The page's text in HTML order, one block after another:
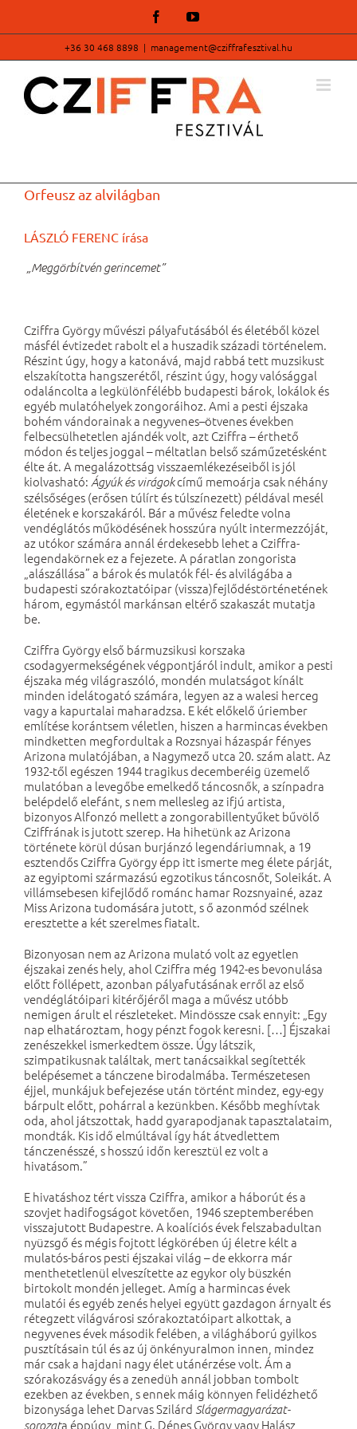
FacebookYouTube
+36 30 468 8898 | management@cziffrafesztival.hu
Orfeusz az alvilágban
LÁSZLÓ FERENC írása
„Meggörbítvén gerincemet”
Cziffra György művészi pályafutásából és életéből közel
másfél évtizedet rabolt el a huszadik századi történelem.
Részint úgy, hogy a katonává, majd rabbá tett muzsikust
elszakította hangszerétől, részint úgy, hogy valósággal
odaláncolta a legkülönfélébb budapesti bárok, lokálok és
egyéb mulatóhelyek zongoráihoz. Ami a pesti éjszaka
bohém vándorainak a negyvenes–ötvenes években
felbecsülhetetlen ajándék volt, azt Cziffra – érthető
módon és teljes joggal – méltatlan belső száműzetésként
élte át. A megalázottság visszaemlékezéseiből is jól
kiolvasható: Ágyúk és virágokcímű memoárja csak néhány
szélsőséges (erősen túlírt és túlszínezett) példával mesél
életének e korszakáról. Bár a művész feledte volna
vendéglátós működésének hosszúra nyúlt intermezzóját,
az utókor számára annál érdekesebb lehet a Cziffra-
legendakörnek ez a fejezete. A páratlan zongorista
„alászállása” a bárok és mulatók fél- és alvilágába a
budapesti szórakoztatóipar (vissza)fejlődéstörténetének
három, egymástól markánsan eltérő szakaszát mutatja
be.
Cziffra György első bármuzsikusi korszaka
csodagyermekségének végpontjáról indult, amikor a pesti
éjszaka még világraszóló, mondén mulatságot kínált
minden idelátogató számára, legyen az a walesi herceg
vagy a kapurtalai maharadzsa. E két előkelő úriember
említése korántsem véletlen, hiszen a harmincas években
mindketten megfordultak a Rozsnyai házaspár fényes
Arizona mulatójában, a Nagymező utca 20. szám alatt. Az
1932-től egészen 1944 tragikus decemberéig üzemelő
mulatóban a levegőbe emelkedő táncosnők, a színpadra
belépdelő elefánt, s nem mellesleg az ifjú artista,
bizonyos Alfonzó mellett a zongorabillentyűket bűvölő
Cziffrának is jutott szerep. Ha hihetünk az Arizona
története körül dúsan burjánzó legendáriumnak, a 19
esztendős Cziffra György épp itt ismerte meg élete párját,
az egyiptomi származású egzotikus táncosnőt, Soleikát. A
villámsebesen kifejlődő románc hamar Rozsnyainé, azaz
Miss Arizona tudomására jutott, s ő azonmód szélnek
eresztette a két szerelmes fiatalt.
Bizonyosan nem az Arizona mulató volt az egyetlen
éjszakai zenés hely, ahol Cziffra még 1942-es bevonulása
előtt föllépett, azonban pályafutásának erről az első
vendéglátóipari kitérőjéről maga a művész utóbb
nemigen árult el részleteket. Mindössze csak ennyit: „Egy
nap elhatároztam, hogy pénzt fogok keresni. […] Éjszakai
zenészekkel ismerkedtem össze. Úgy látszik,
szimpatikusnak találtak, mert tanácsaikkal segítették
belépésemet a tánczene birodalmába. Természetesen
éjjel, munkájuk befejezése után történt mindez, egy-egy
bárpult előtt, pohárral a kezünkben. Később meghívtak
oda, ahol játszottak, hadd gyarapodjanak tapasztalataim,
mondták. Kis idő elmúltával így hát átvedlettem
tánczenésszé, s hosszú időn keresztül ez volt a
hivatásom.”
E hivatáshoz tért vissza Cziffra, amikor a háborút és a
szovjet hadifogságot követően, 1946 szeptemberében
visszajutott Budapestre. A koalíciós évek felszabadultan
nyüzsgő és mégis fojtott légkörében új életre kélt a
mulatós-báros pesti éjszakai világ – de ekkorra már
menthetetlenül elveszítette az egykor oly büszkén
birtokolt mondén jelleget. Amíg a harmincas évek
mulatói és egyéb zenés helyei együtt gazdagon árnyalt és
rétegzett világvárosi szórakoztatóipart alkottak, a
negyvenes évek második felében, a világháború gyilkos
pusztításain túl és az új önkényuralmon innen, mindez
már csak a hajdani nagy élet utánérzése volt. Ám a
szórakozásvágy és a zenedüh annál jobban tombolt
ezekben az években, s ennek máig könnyen felidézhető
bizonysága lehet Darvas Szilárd Slágermagyarázat-
sorozata éppúgy, mint G. Dénes György vagy Halász